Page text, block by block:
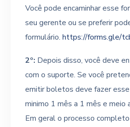
Você pode encaminhar esse
seu gerente ou se preferir
formulário.https://forms.gle/
2º: Depois disso, você deve
com o suporte. Se você
emitir boletos deve fazer
minimo 1 mês a 1 mês e meio
Em geral o processo